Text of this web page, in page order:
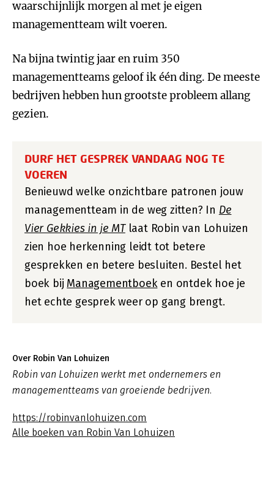
waarschijnlijk morgen al met je eigen
managementteam wilt voeren.
Na bijna twintig jaar en ruim 350
managementteams geloof ik één ding. De meeste
bedrijven hebben hun grootste probleem allang
gezien.
DURF HET GESPREK VANDAAG NOG TE
VOEREN
Benieuwd welke onzichtbare patronen jouw
managementteam in de weg zitten? In De
Vier Gekkies in je MTlaat Robin van Lohuizen
zien hoe herkenning leidt tot betere
gesprekken en betere besluiten. Bestel het
boek bij Managementboeken ontdek hoe je
het echte gesprek weer op gang brengt.
Over Robin Van Lohuizen
Robin van Lohuizen werkt met ondernemers en
managementteams van groeiende bedrijven.
https://robinvanlohuizen.com
Alle boeken van Robin Van Lohuizen